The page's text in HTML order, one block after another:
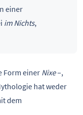
einer
im Nichts,
Form einer Nixe–,
hat weder
dem